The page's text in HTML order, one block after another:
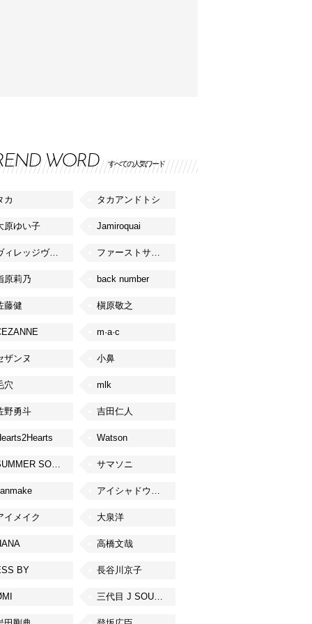
WORD すべての人気ワード
カ タカアンドトシ
原ゆい子 Jamiroquai
ヴィレッジヴァンガード ファーストサマーウイカ
原莉乃 back number
藤健 槇原敬之
m·a·c
ザンヌ 小鼻
穴 mlk
野勇斗 吉田仁人
Watson
SUMMER SONIC サマソニ
アイシャドウベース
イメイク 大泉洋
高橋文哉
BY 長谷川京子
三代目 J SOUL BROTHERS from EXILE TRIBE